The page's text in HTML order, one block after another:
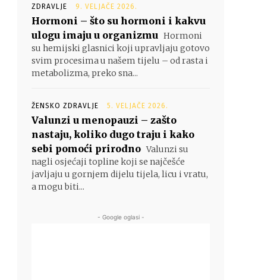
ZDRAVLJE 9. VELJAČE 2026.
Hormoni – što su hormoni i kakvu
ulogu imaju u organizmu Hormoni
su hemijski glasnici koji upravljaju gotovo
svim procesima u našem tijelu – od rasta i
metabolizma, preko sna...
ŽENSKO ZDRAVLJE 5. VELJAČE 2026.
Valunzi u menopauzi – zašto
nastaju, koliko dugo traju i kako
sebi pomoći prirodno Valunzi su
nagli osjećaji topline koji se najčešće
javljaju u gornjem dijelu tijela, licu i vratu,
a mogu biti...
- Google oglasi -